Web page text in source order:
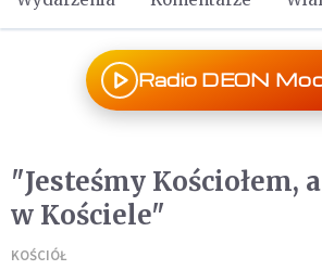
Radio DEON
"Jesteśmy Kościołem,
w Kościele"
KOŚCIÓŁ